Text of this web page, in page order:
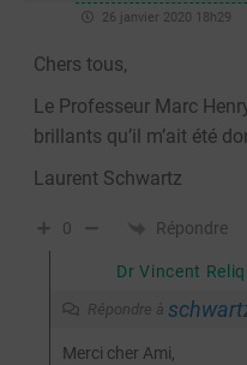
26 janvier 2020 18h29
Chers tous,
Le Professeur Marc
brillants qu’il m’ait été
Laurent Schwartz
0 Répondre
Dr Vincent
Répondre à
Merci cher Ami,